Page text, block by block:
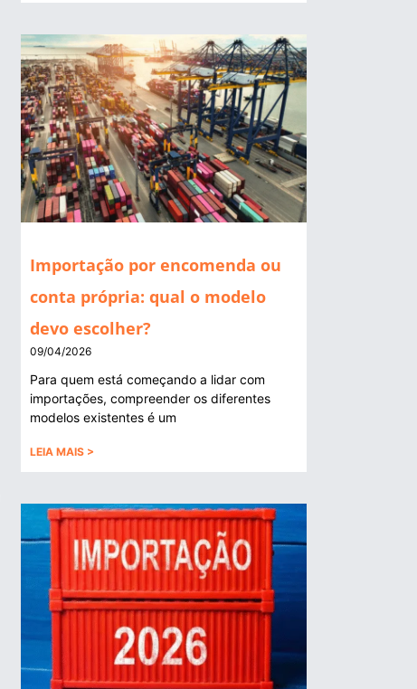
Importação por encomenda ou
conta própria: qual o modelo
devo escolher?
09/04/2026
Para quem está começando a lidar com
importações, compreender os diferentes
modelos existentes é um
LEIA MAIS >